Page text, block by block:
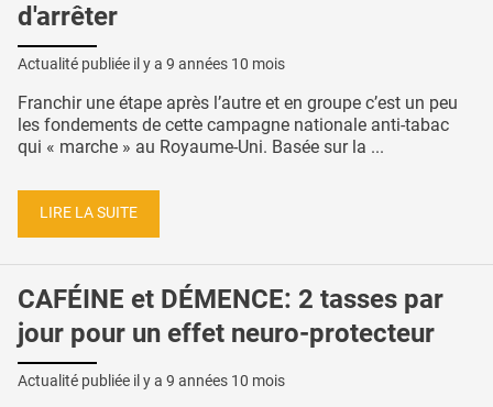
d'arrêter
Actualité publiée il y a 9 années 10 mois
Franchir une étape après l’autre et en groupe c’est un peu
les fondements de cette campagne nationale anti-tabac
qui « marche » au Royaume-Uni. Basée sur la ...
LIRE LA SUITE
CAFÉINE et DÉMENCE: 2 tasses par
jour pour un effet neuro-protecteur
Actualité publiée il y a 9 années 10 mois